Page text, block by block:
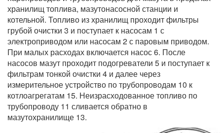
хранилищ топлива, мазутонасосной станции и
котельной. Топливо из хранилищ проходит фильтры
грубой очистки 3 и поступает к насосам 1 с
электроприводом или насосам 2 с паровым приводом.
При малых расходах включается насос 6. После
насосов мазут проходит подогреватели 5 и поступает к
фильтрам тонкой очистки 4 и далее через
измерительное устройство по трубопроводам 10 к
котлоагрегатам 15. Неизрасходованное топливо по
трубопроводу 11 сливается обратно в
мазутохранилище 13.